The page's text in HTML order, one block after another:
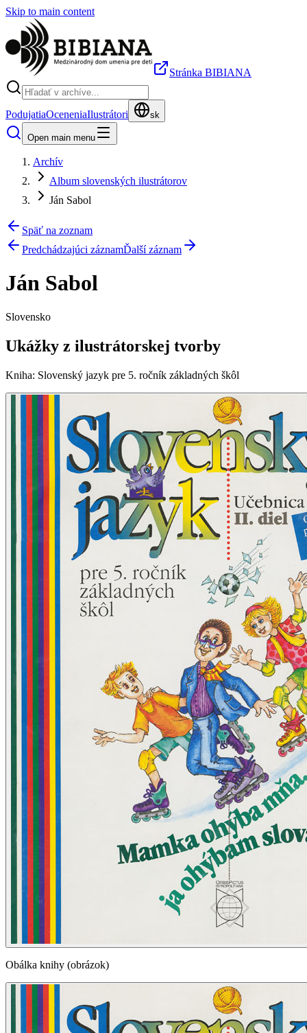
Skip to main content
Stránka BIBIANA
PodujatiaOceneniaIlustrátori sk
Open main menu
Archív
Album slovenských ilustrátorov
Ján Sabol
Späť na zoznam
Predchádzajúci záznamĎalší záznam
Ján Sabol
Slovensko
Ukážky z ilustrátorskej tvorby
Kniha: Slovenský jazyk pre 5. ročník základných škôl
Obálka knihy (obrázok)